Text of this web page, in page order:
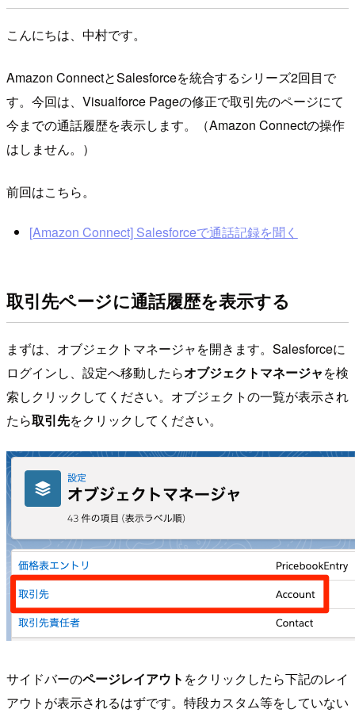
こんにちは、中村です。
Amazon ConnectとSalesforceを統合するシリーズ2回目で
す。今回は、Visualforce Pageの修正で取引先のページにて
今までの通話履歴を表示します。（Amazon Connectの操作
はしません。）
前回はこちら。
[Amazon Connect] Salesforceで通話記録を聞く
取引先ページに通話履歴を表示する
まずは、オブジェクトマネージャを開きます。Salesforceに
ログインし、設定へ移動したらオブジェクトマネージャを検
索しクリックしてください。オブジェクトの一覧が表示され
たら取引先をクリックしてください。
サイドバーのページレイアウト をクリックしたら下記のレイ
アウトが表示されるはずです。特段カスタム等をしていない